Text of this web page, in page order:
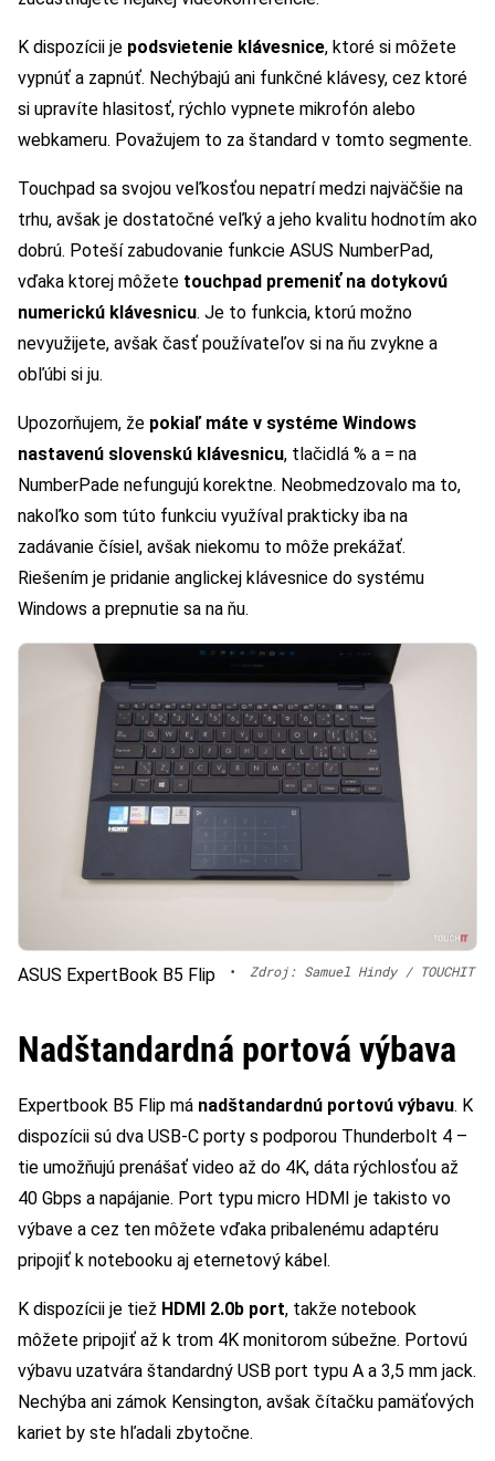
K dispozícii je podsvietenie klávesnice, ktoré si môžete
vypnúť a zapnúť. Nechýbajú ani funkčné klávesy, cez ktoré
si upravíte hlasitosť, rýchlo vypnete mikrofón alebo
webkameru. Považujem to za štandard v tomto segmente.
Touchpad sa svojou veľkosťou nepatrí medzi najväčšie na
trhu, avšak je dostatočné veľký a jeho kvalitu hodnotím ako
dobrú. Poteší zabudovanie funkcie ASUS NumberPad,
vďaka ktorej môžete touchpad premeniť na dotykovú
numerickú klávesnicu. Je to funkcia, ktorú možno
nevyužijete, avšak časť používateľov si na ňu zvykne a
obľúbi si ju.
Upozorňujem, že pokiaľ máte v systéme Windows
nastavenú slovenskú klávesnicu, tlačidlá % a = na
NumberPade nefungujú korektne. Neobmedzovalo ma to,
nakoľko som túto funkciu využíval prakticky iba na
zadávanie čísiel, avšak niekomu to môže prekážať.
Riešením je pridanie anglickej klávesnice do systému
Windows a prepnutie sa na ňu.
ASUS ExpertBook B5 Flip • Zdroj: Samuel Hindy / TOUCHIT
Nadštandardná portová výbava
Expertbook B5 Flip má nadštandardnú portovú výbavu. K
dispozícii sú dva USB-C porty s podporou Thunderbolt 4 –
tie umožňujú prenášať video až do 4K, dáta rýchlosťou až
40 Gbps a napájanie. Port typu micro HDMI je takisto vo
výbave a cez ten môžete vďaka pribalenému adaptéru
pripojiť k notebooku aj eternetový kábel.
K dispozícii je tiež HDMI 2.0b port, takže notebook
môžete pripojiť až k trom 4K monitorom súbežne. Portovú
výbavu uzatvára štandardný USB port typu A a 3,5 mm jack.
Nechýba ani zámok Kensington, avšak čítačku pamäťových
kariet by ste hľadali zbytočne.